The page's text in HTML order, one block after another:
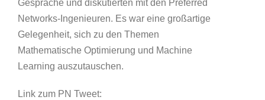
Gespräche und diskutierten mit den Preferred
Networks-Ingenieuren. Es war eine großartige
Gelegenheit, sich zu den Themen
Mathematische Optimierung und Machine
Learning auszutauschen.
Link zum PN Tweet: